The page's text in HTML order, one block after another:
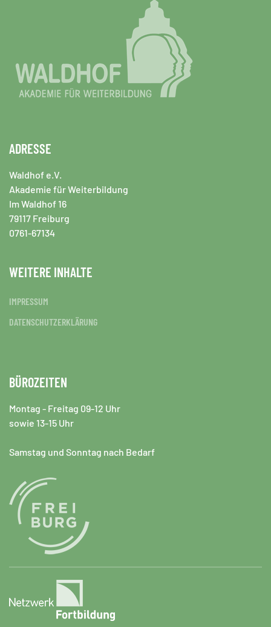
ADRESSE
Waldhof e.V.
Akademie für Weiterbildung
Im Waldhof 16
79117 Freiburg
0761-67134
WEITERE INHALTE
IMPRESSUM
DATENSCHUTZERKLÄRUNG
BÜROZEITEN
Montag - Freitag 09-12 Uhr
sowie 13-15 Uhr
Samstag und Sonntag nach Bedarf